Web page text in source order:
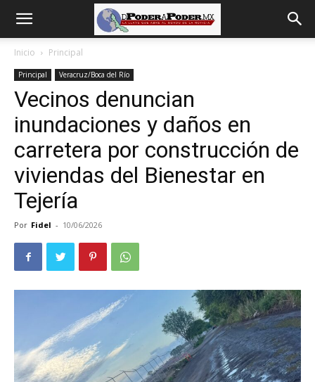
poder
Poder
Inicio Principal
Principal Veracruz/Boca del Río
Vecinos denuncian
inundaciones y daños en
carretera por construcción de
viviendas del Bienestar en
Tejería
Por Fidel - 10/06/2026